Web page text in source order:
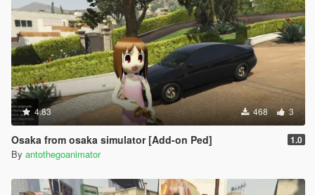
4.83 468 3
Osaka from osaka simulator [Add-on Ped] 1.0
By antothegoanimator